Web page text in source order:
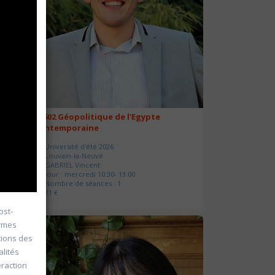
20602 Géopolitique de l'Egypte
contemporaine
Université d'été 2026
Louvain-la-Neuve
GABRIEL Vincent
Jour : mercredi 10:30- 13:00
Nombre de séances : 1
21 €
des